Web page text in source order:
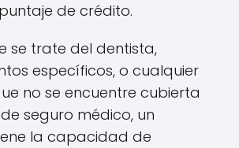
de crédito.
se trate del dentista,
específicos, o cualquier
no se encuentre cubierta
seguro médico, un
la capacidad de